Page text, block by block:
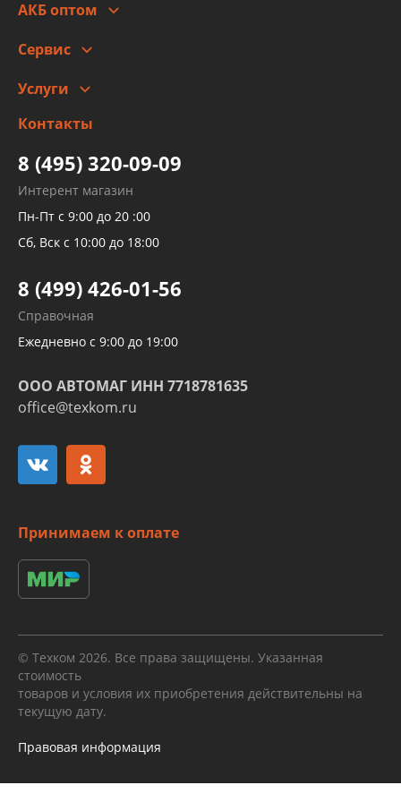
Гарантии и возврат
АКБ оптом
Сервис
Заправка кондиционера авто
Детейлинг
Услуги
высокого давления
Тормозных трубок
Рукавов гидроусилителей
Рукавов компрессоров и турбин
Трубок кондиционеров
Развертка пайка медных стальных
алюминиевых трубок и штуцеров
Контакты
8 (495) 320-09-09
Интерент магазин
Пн-Пт с 9:00 до 20 :00
Сб, Вск с 10:00 до 18:00
8 (499) 426-01-56
Справочная
Ежедневно с 9:00 до 19:00
ООО АВТОМАГ ИНН 7718781635
office@texkom.ru
Принимаем к оплате
© Техком 2026. Все права защищены. Указанная
стоимость
товаров и условия их приобретения действительны на
текущую дату.
Правовая информация